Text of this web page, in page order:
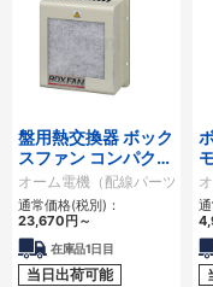
盤用熱交換器 ボック
スファン コンパクト
タイプ（側面取付
型）
オーム電機（配線パーツ・熱
通常価格(税別)：
23,670円 ～
在庫品1日目
当日出荷可能